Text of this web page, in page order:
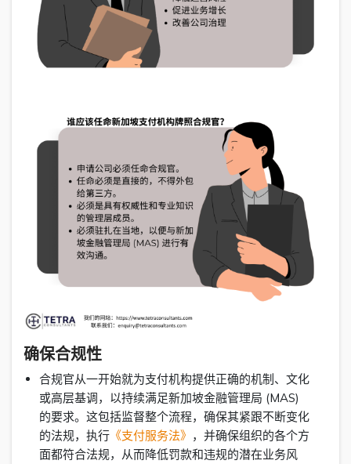
确保合规性
合规官从一开始就为支付机构提供正确的机制、文化
或高层基调，以持续满足新加坡金融管理局 (MAS)
的要求。这包括监督整个流程，确保其紧跟不断变化
的法规，执行 《支付服务法》 ，并确保组织的各个方
面都符合法规，从而降低罚款和违规的潜在业务风